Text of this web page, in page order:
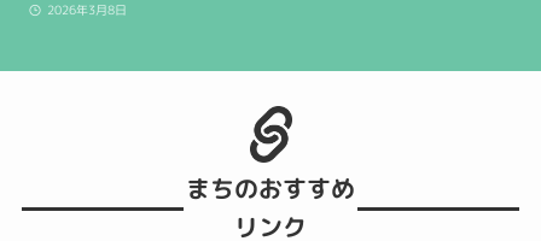
2026年3月8日
まちのおすすめ
リンク